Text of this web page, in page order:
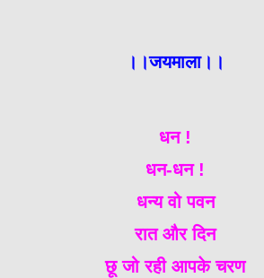
।।जयमाला।।
धन !
धन-धन !
धन्य वो पवन
रात और दिन
छू जो रही आपके चरण